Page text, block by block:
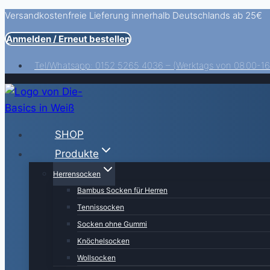
Zum
Inhalt
springen
Versandkostenfreie Lieferung innerhalb Deutschlands ab 25€
Anmelden / Erneut bestellen
Tel/Whatsapp: 0152 5265 4036 – (Werktags von 08.00-
SHOP
Produkte
Herrensocken
Bambus Socken für Herren
Tennissocken
Socken ohne Gummi
Knöchelsocken
Wollsocken